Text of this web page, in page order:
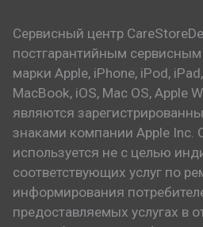
Сервисный центр
постгарантийным
марки Apple, iPhone, iPod,
MacBook, iOS, Mac OS, Apple
являются
знаками компании Apple Inc.
используется не с целью
соответствующих услуг по
информирования
предоставляемых услугах в